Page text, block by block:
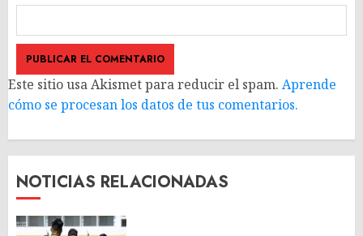
Este sitio usa Akismet para reducir el spam. Aprende
cómo se procesan los datos de tus comentarios.
NOTICIAS RELACIONADAS